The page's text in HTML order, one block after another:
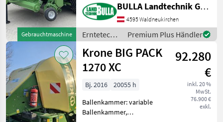
Gebrauchtmaschine
Zentralschmierung,
Ballenrampe, Druckluft,
Knoterreinigung,
Rollenniederhalter,
Schneidwerk, Tandemachse
KRON
BULLA Landtechnik GmbH
4595 Waldneukirchen
Erntetechnik
Grünland /
Krone
Premium Plus Händler
Krone BIG PACK
1270 XC
92.280
€
inkl. 20 %
MwSt.
76.900 €
exkl.
Bj. 2016
20055 h
Ballenkammer: variable
Ballenkammer,